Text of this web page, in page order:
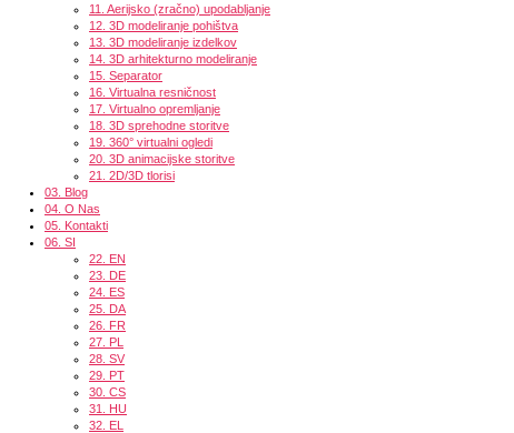
11. Aerijsko (zračno) upodabljanje
12. 3D modeliranje pohištva
13. 3D modeliranje izdelkov
14. 3D arhitekturno modeliranje
15. Separator
16. Virtualna resničnost
17. Virtualno opremljanje
18. 3D sprehodne storitve
19. 360° virtualni ogledi
20. 3D animacijske storitve
21. 2D/3D tlorisi
03. Blog
04. O Nas
05. Kontakti
06. SI
22. EN
23. DE
24. ES
25. DA
26. FR
27. PL
28. SV
29. PT
30. CS
31. HU
32. EL